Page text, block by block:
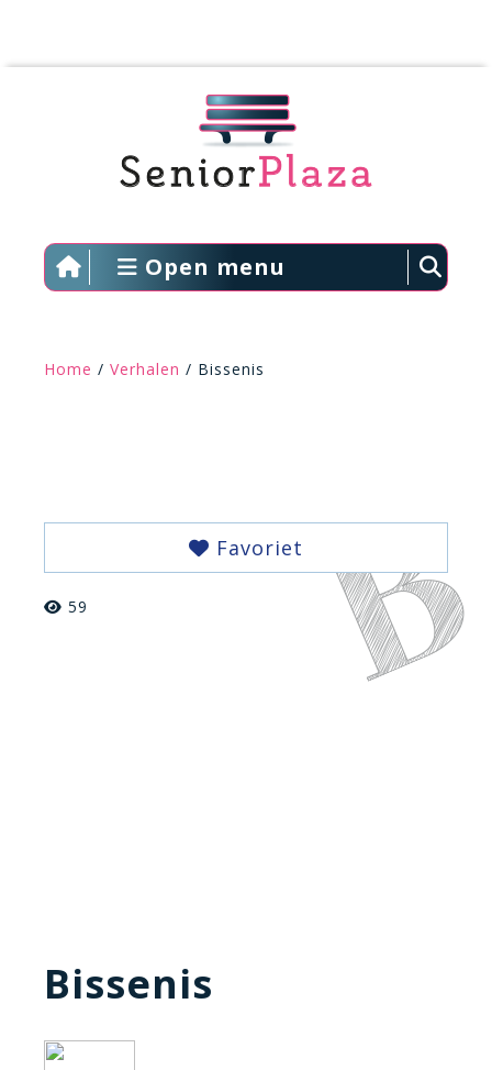
Open menu
Home / Verhalen / Bissenis
Favoriet
59
Bissenis